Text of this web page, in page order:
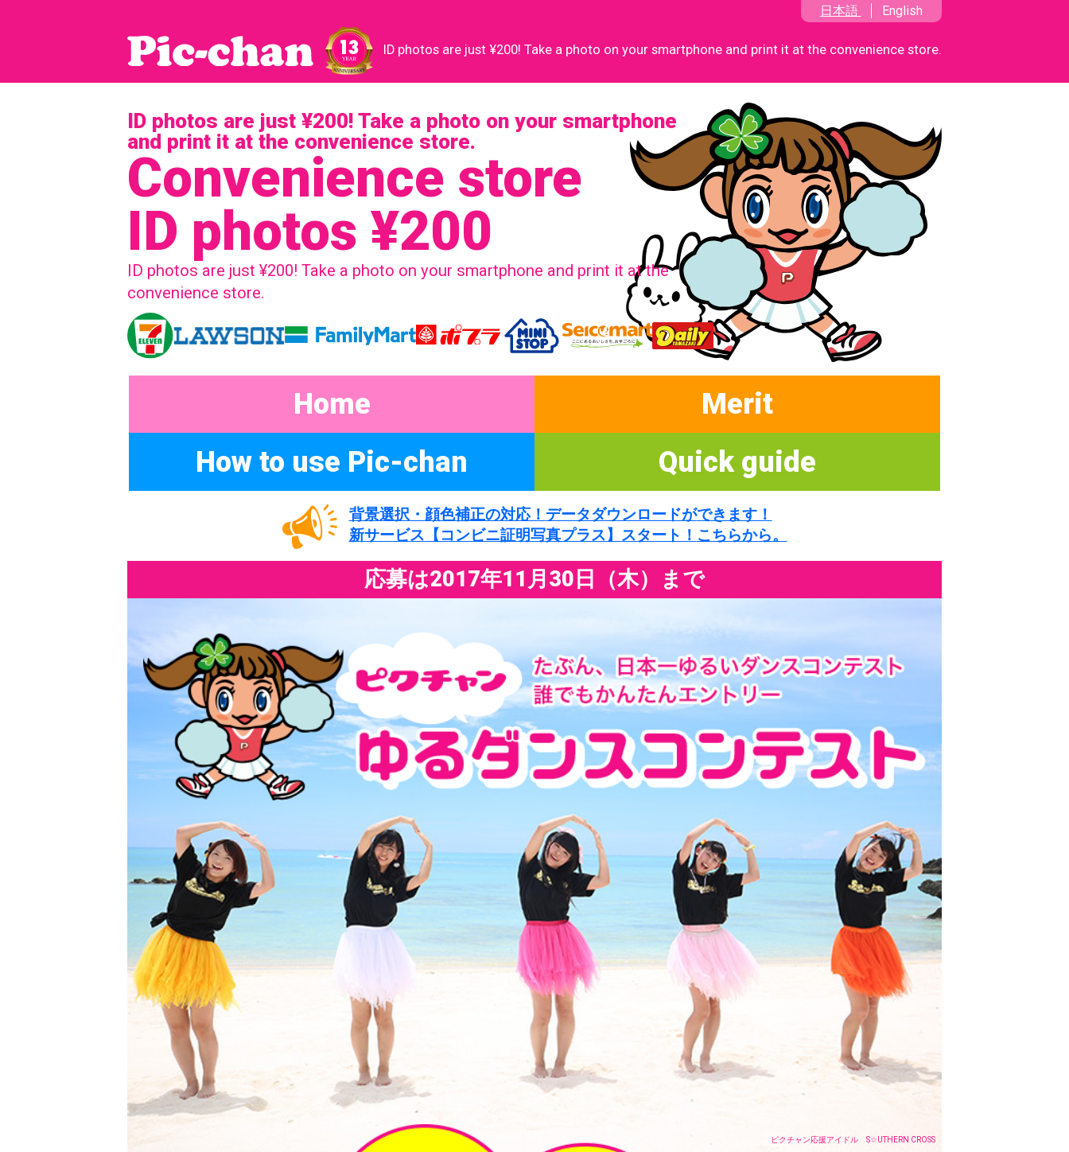
日本語 English
ID photos are just ¥200! Take a photo on your smartphone and print it at the convenience store.
ID photos are just ¥200! Take a photo on your smartphone
and print it at the convenience store.
Convenience store
ID photos ¥200
Home
Merit
How to use Pic-chan
Quick guide
背景選択・ 顔色補正の対応！ データダウンロードができます！
新サービス 【コンビニ証明写真プラス】 スタート！ こちらから。
応募は2017年11月30日（木）まで